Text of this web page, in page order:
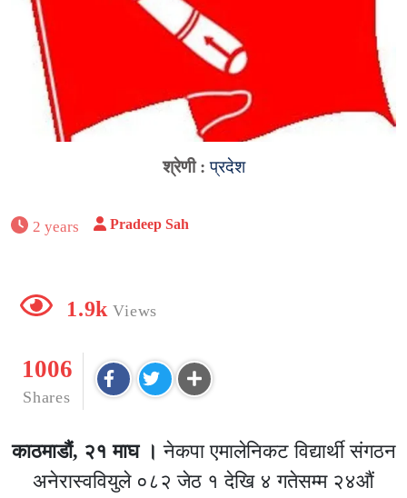
श्रेणी :प्रदेश
2 years Pradeep Sah
1.9k Views
1006
Shares
काठमाडौं, २१ माघ । नेकपा एमालेनिकट विद्यार्थी संगठन
अनेरास्ववियुले ०८२ जेठ १ देखि ४ गतेसम्म २४औं